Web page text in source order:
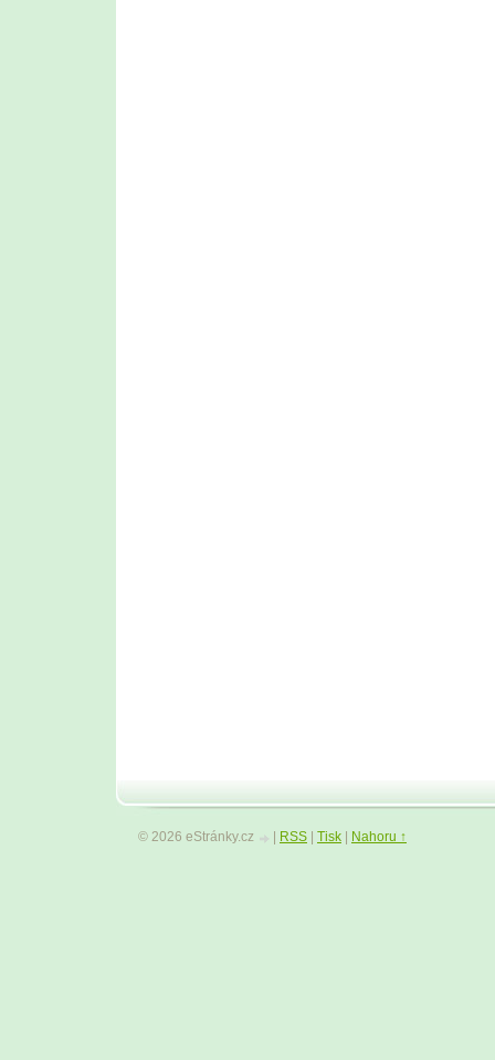
© 2026 eStránky.cz RSS Tisk Nahoru ↑